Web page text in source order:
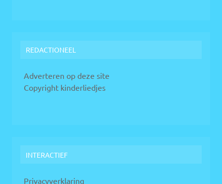
REDACTIONEEL
Adverteren op deze site
Copyright kinderliedjes
INTERACTIEF
Privacyverklaring